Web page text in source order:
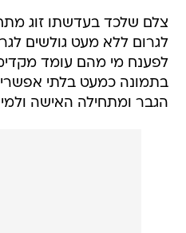
צלם שלכד בעדשתו זוג
לגרום ללא מעט גולשים
לפענח מי מהם עומד
בתמונה כמעט בלתי
הגבר ומתחילה האישה ולמי